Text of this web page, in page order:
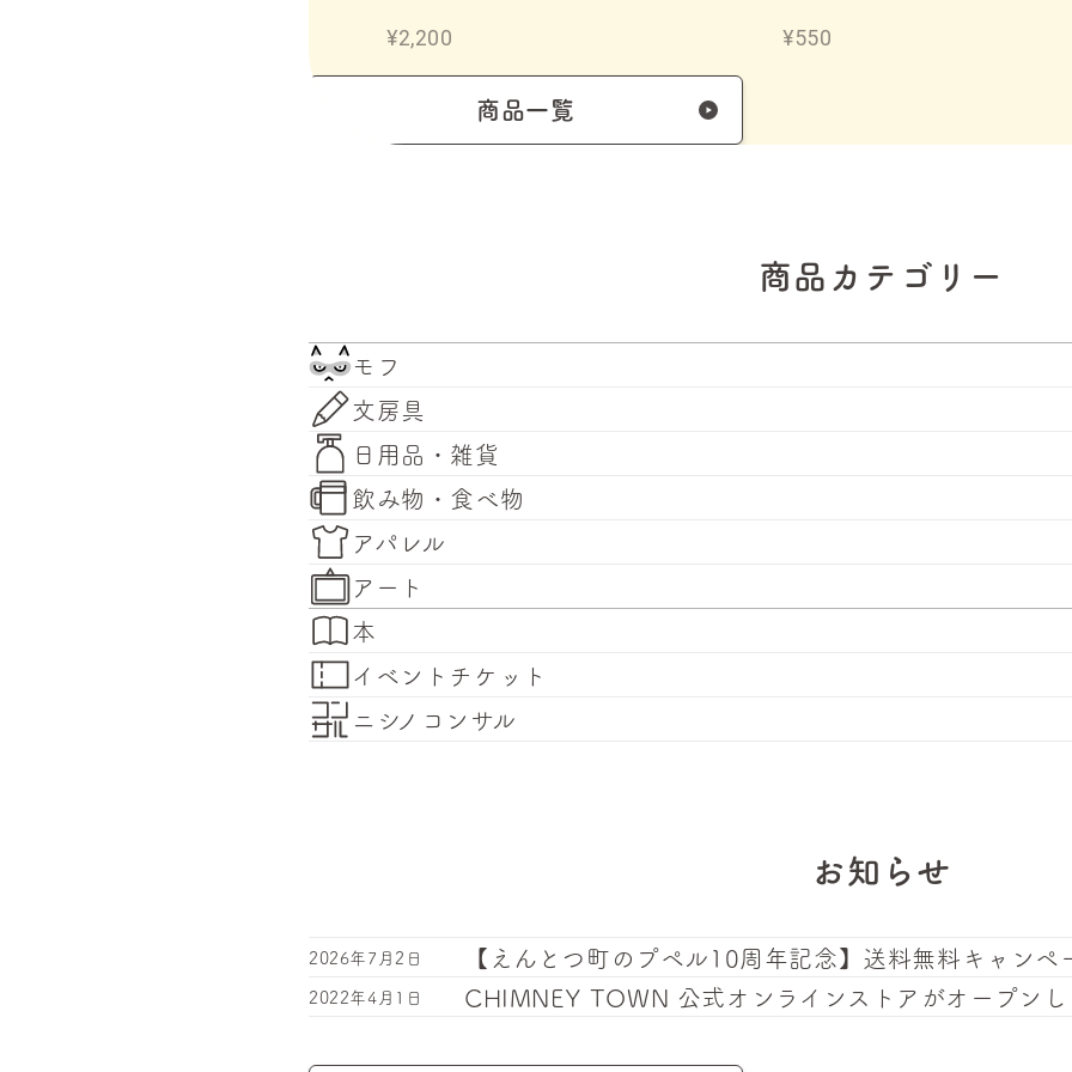
¥2,200 ¥550
商品一覧
商品カテゴリー
モフ
文房具
日用品・雑貨
飲み物・食べ物
アパレル
アート
本
イベントチケット
ニシノコンサル
お知らせ
2026年7月2日 【えんとつ町のプペル10周年記念】送料無料キャンペ
2022年4月1日 CHIMNEY TOWN 公式オンラインストアがオープンし